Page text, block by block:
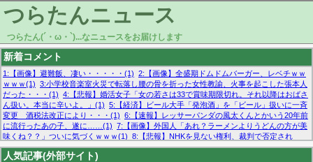
つらたんニュース
つらたん(´・ω・`)...なニュースをお届けします
新着コメント
1:【画像】避難飯、凄い・・・・・(1) 2:【画像】全盛期ドムドムバーガー、レベチｗｗ
ｗｗｗ(1) 3:小学校音楽室火災で転落し腰の骨を折った女性教諭、火事を起こした張本人
だった・・・(1) 4:【悲報】婚活女子「女の若さは33で賞味期限切れ。それ以降はおばさ
ん扱い。本当に辛いよ。」(1) 5:【経済】ビール大手「発泡酒」を「ビール」扱いに一斉
変更 酒税法改正により・・・(1) 6:【速報】レッサーパンダの風太くんとかいう20年前
に流行ったあの子、遂に……(1) 7:【画像】外国人「あれ？ラーメンよりうどんの方が美
味くね？？」ついに気づくｗｗｗ(1) 8:【悲報】NHKを見ない権利、裁判で否定され
る・・・(1) 9:欧州委員長「原発縮小は間違いでした」(1) 10:【悲報】日本企業の人手不
足、限界突破 52%「正社員も足りてません…」(1)
人気記事(外部サイト)